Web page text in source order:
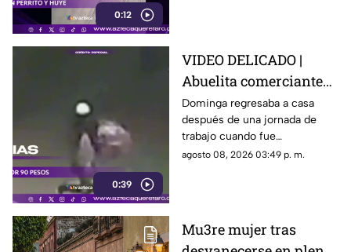
0:12
0:39
VIDEO DELICADO |
Abuelita comerciante
es as3sin4da en Puebla
por 90 pesos
Dominga regresaba a casa
después de una jornada de
trabajo cuando fue
interceptada por un hombre
agosto 08, 2026 03:49 p. m.
Mu3re mujer tras